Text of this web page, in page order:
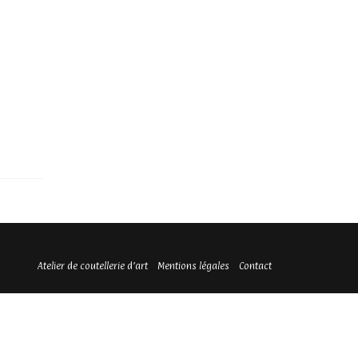
Atelier de coutellerie d’art Mentions légales Contact